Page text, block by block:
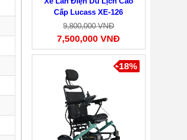
Cấp Lucass XE-126
9,800,000 VNĐ
7,500,000 VNĐ
-18%